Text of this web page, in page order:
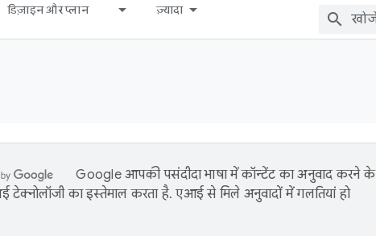
डिज़ाइन और प्लान ज़्यादा
Google आपकी पसंदीदा भाषा में कॉन्टेंट का अनुवाद करने के
टेक्नोलॉजी का इस्तेमाल करता है. एआई से मिले अनुवादों में गलतियां हो